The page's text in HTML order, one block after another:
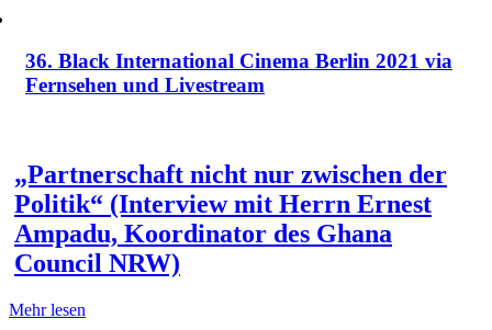
36. Black International Cinema Berlin 2021 via
Fernsehen und Livestream
„Partnerschaft nicht nur zwischen der
Politik“ (Interview mit Herrn Ernest
Ampadu, Koordinator des Ghana
Council NRW)
Mehr lesen